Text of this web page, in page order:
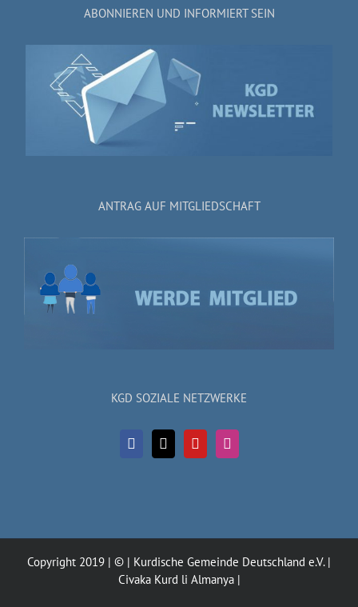
ABONNIEREN UND INFORMIERT SEIN
ANTRAG AUF MITGLIEDSCHAFT
KGD SOZIALE NETZWERKE
Copyright 2019 | © | Kurdische Gemeinde Deutschland e.V. |
Civaka Kurd li Almanya |